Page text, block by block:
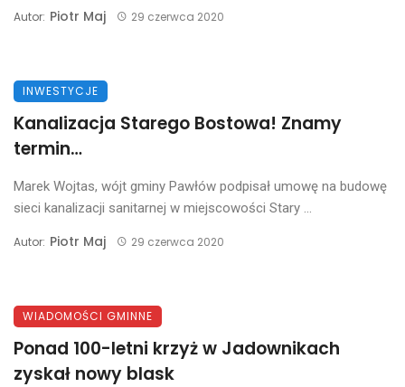
Autor: Piotr Maj 29 czerwca 2020
INWESTYCJE
Kanalizacja Starego Bostowa! Znamy
termin…
Marek Wojtas, wójt gminy Pawłów podpisał umowę na budowę
sieci kanalizacji sanitarnej w miejscowości Stary ...
Autor: Piotr Maj 29 czerwca 2020
WIADOMOŚCI GMINNE
Ponad 100-letni krzyż w Jadownikach
zyskał nowy blask